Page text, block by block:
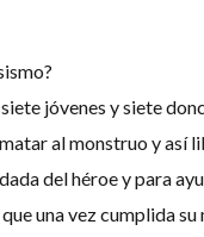
jóvenes y siete
al monstruo y así
del héroe y para
una vez cumplida su